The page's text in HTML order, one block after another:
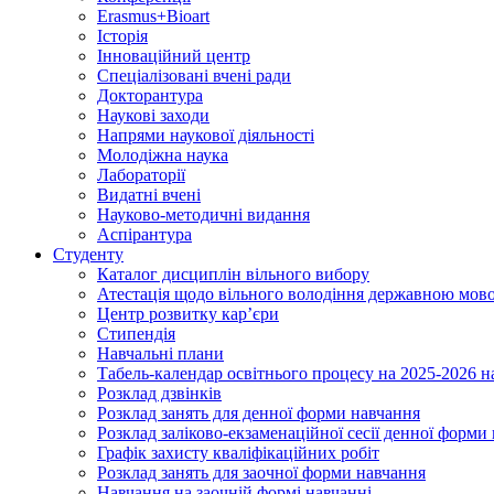
Erasmus+Bioart
Історія
Інноваційний центр
Спеціалізовані вчені ради
Докторантура
Наукові заходи
Напрями наукової діяльності
Молодіжна наука
Лабораторії
Видатні вчені
Науково-методичні видання
Аспірантура
Студенту
Каталог дисциплін вільного вибору
Атестація щодо вільного володіння державною
Центр розвитку кар’єри
Стипендія
Навчальні плани
Табель-календар освітнього процесу на 2025-2026
Розклад дзвінків
Розклад занять для денної форми навчання
Розклад заліково-екзаменаційної сесії денної
Графік захисту кваліфікаційних робіт
Розклад занять для заочної форми навчання